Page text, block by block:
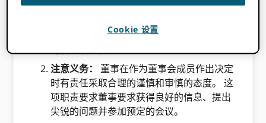
使命，并对该使命有坚定的理解。 董事会必
董事负责确保筹集的资金用于实现 ORCID
的使命相应。
注意义务： 董事在作为董事会成员作出决定
时有责任采取合理的谨慎和审慎的态度。 这
项职责要求董事要求获得良好的信息、提出
尖锐的问题并参加预定​​的会议。
Cookie 设置